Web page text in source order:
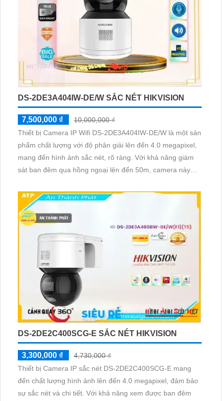
DS-2DE3A404IW-DE/W SẮC NÉT HIKVISION
7,500,000 ₫
10,000,000 ₫
Thiết bị Camera IP Wifi DS-2DE3A404IW-DE/W là một sản
phẩm chất lượng với độ phân giải lên đến 4.0 megapixel,
mang đến hình ảnh sắc nét, rõ ràng. Với khả năng giám
sát ban đêm qua hồng ngoại lên đến 50m, camera này
đại, không bị giảm chất lượng dù kết nối từ xa
DS-2DE2C400SCG-E SẮC NÉT HIKVISION
3,300,000 ₫
4,730,000 ₫
Thiết bị Camera IP sắc nét DS-2DE2C400SCG-E mang
đến chất lượng hình ảnh lên đến 4.0 megapixel, đảm bảo
sự sắc nét và chi tiết. Với khả năng xem được ban đêm